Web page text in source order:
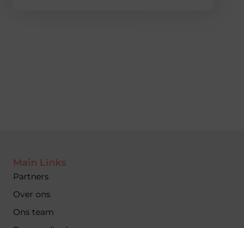
Main Links
Partners
Over ons
Ons team